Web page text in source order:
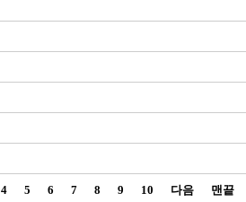
4 5 6 7 8 9 10 다음 맨끝